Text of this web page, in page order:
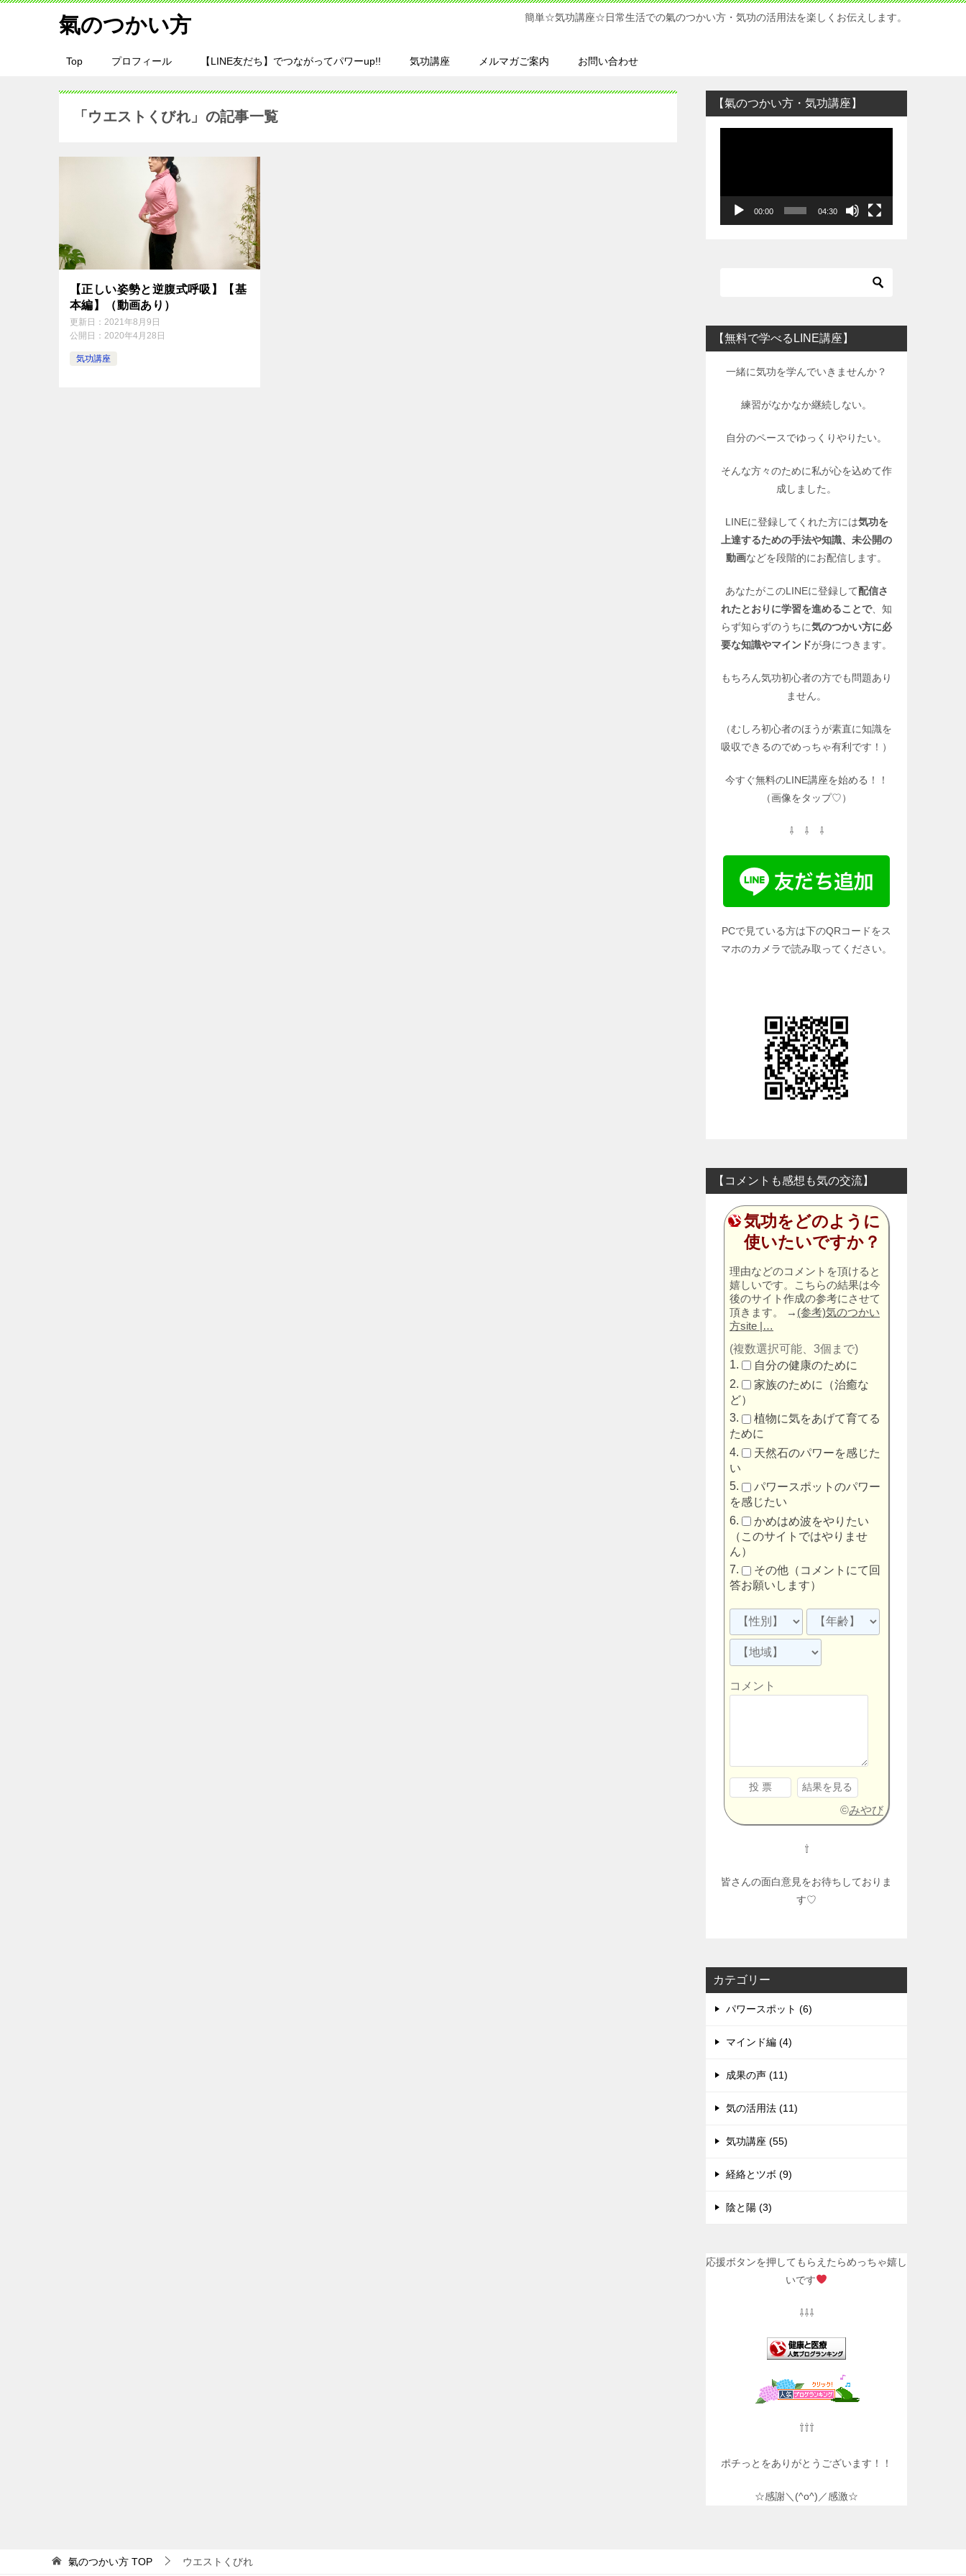
氣のつかい方 簡単☆気功講座☆日常生活での氣のつかい方・気功の活用法を楽しくお伝えします。
Top プロフィール 【LINE友だち】でつながってパワーup!! 気功講座 メルマガご案内 お問い合わせ
「ウエストくびれ」の記事一覧
【正しい姿勢と逆腹式呼吸】【基
本編】（動画あり）
更新日： 2021年8月9日
公開日： 2020年4月28日
気功講座
【氣のつかい方・気功講座】
ヤ
00:00 04:30
【無料で学べるLINE講座】
一緒に気功を学んでいきませんか？
練習がなかなか継続しない。
自分のペースでゆっくりやりたい。
そんな方々のために私が心を込めて作
成しました。
LINEに登録してくれた方には気功を
上達するための手法や知識、未公開の
動画などを段階的にお配信します。
あなたがこのLINEに登録して配信さ
れたとおりに学習を進めることで、知
らず知らずのうちに気のつかい方に必
要な知識やマインドが身につきます。
もちろん気功初心者の方でも問題あり
ません。
（むしろ初心者のほうが素直に知識を
吸収できるのでめっちゃ有利です！）
今すぐ無料のLINE講座を始める！！
（画像をタップ♡）
⇩ ⇩ ⇩
PCで見ている方は下のQRコードをス
マホのカメラで読み取ってください。
【コメントも感想も気の交流】
気功をどのように
使いたいですか？
理由などのコメントを頂けると
嬉しいです。こちらの結果は今
後のサイト作成の参考にさせて
頂きます。
→ (参考)気のつかい
方site |…
(複数選択可能、3個まで)
自分の健康のために
家族のために（治癒な
ど）
植物に気をあげて育てる
ために
天然石のパワーを感じた
い
パワースポットのパワー
を感じたい
かめはめ波をやりたい
（このサイトではやりませ
ん）
その他（コメントにて回
答お願いします）
コメント
©みやび
⇧
皆さんの面白意見をお待ちしておりま
す♡
カテゴリー
パワースポット (6)
マインド編 (4)
成果の声 (11)
気の活用法 (11)
気功講座 (55)
経絡とツボ (9)
陰と陽 (3)
応援ボタンを押してもらえたらめっちゃ嬉し
いです
⇩⇩⇩
⇧⇧⇧
ポチっとをありがとうございます！！
☆感謝＼(^o^)／感激☆
氣のつかい方 TOP ウエストくびれ